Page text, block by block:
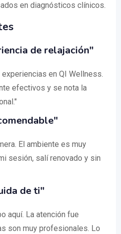
en diagnósticos clínicos.
de relajación"
en QI Wellness.
efectivos y se nota la
El ambiente es muy
sesión, salí renovado y sin
de ti"
aquí. La atención fue
son muy profesionales. Lo